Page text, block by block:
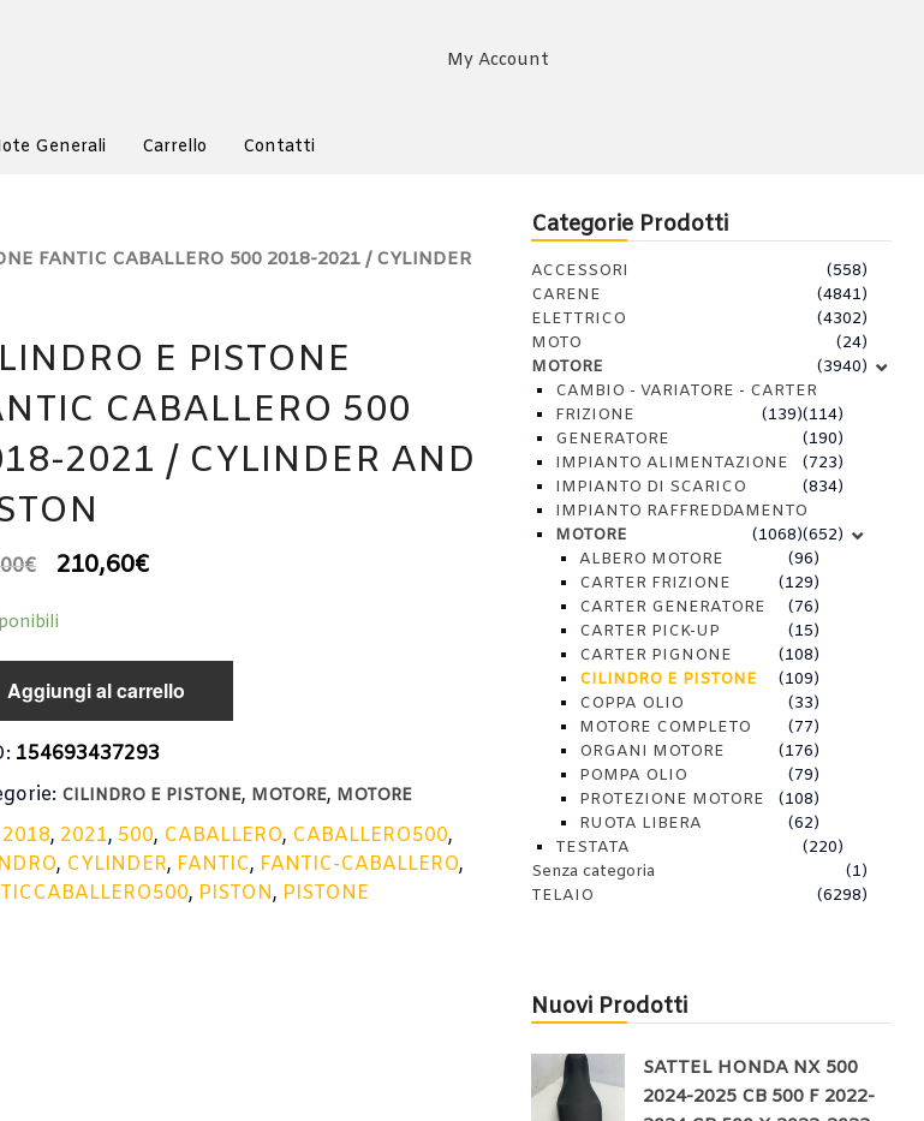
My Account
Generali Carrello Contatti
FANTIC CABALLERO 500 2018-2021 / CYLINDER
E PISTONE
CABALLERO 500
2021 / CYLINDER AND
€ 210,60€
Aggiungi al carrello
154693437293
CILINDRO E PISTONE, MOTORE, MOTORE
2018, 2021, 500, CABALLERO, CABALLERO500,
, CYLINDER, FANTIC, FANTIC-CABALLERO,
, PISTON, PISTONE
Categorie Prodotti
ACCESSORI
(558)
CARENE
(4841)
ELETTRICO
(4302)
MOTO
(24)
MOTORE
(3940)
CAMBIO - VARIATORE - CARTER
(114)
FRIZIONE
(139)
GENERATORE
(190)
IMPIANTO ALIMENTAZIONE
(723)
IMPIANTO DI SCARICO
(834)
IMPIANTO RAFFREDDAMENTO
(652)
MOTORE
(1068)
ALBERO MOTORE
(96)
CARTER FRIZIONE
(129)
CARTER GENERATORE
(76)
CARTER PICK-UP
(15)
CARTER PIGNONE
(108)
CILINDRO E PISTONE
(109)
COPPA OLIO
(33)
MOTORE COMPLETO
(77)
ORGANI MOTORE
(176)
POMPA OLIO
(79)
PROTEZIONE MOTORE
(108)
RUOTA LIBERA
(62)
TESTATA
(220)
Senza categoria
(1)
TELAIO
(6298)
Nuovi Prodotti
SATTEL HONDA NX 500
2024-2025 CB 500 F 2022-